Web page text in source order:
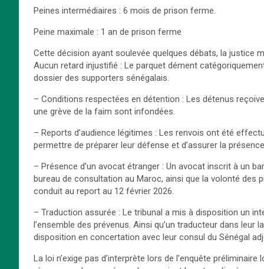
Peines intermédiaires : 6 mois de prison ferme.
Peine maximale : 1 an de prison ferme
Cette décision ayant soulevée quelques débats, la justice
Aucun retard injustifié : Le parquet dément
dossier des supporters sénégalais.
– Conditions respectées en détention : Les détenus
une grève de la faim sont infondées.
– Reports d’audience légitimes : Les renvois ont été
permettre de préparer leur défense et d’assurer la
– Présence d’un avocat étranger : Un avocat inscrit à un
bureau de consultation au Maroc, ainsi que la volonté des
conduit au report au 12 février 2026.
– Traduction assurée : Le tribunal a mis à disposition un
l’ensemble des prévenus. Ainsi qu’un traducteur dans
disposition en concertation avec leur consul du Sénégal
La loi n’exige pas d’interprète lors de l’enquête